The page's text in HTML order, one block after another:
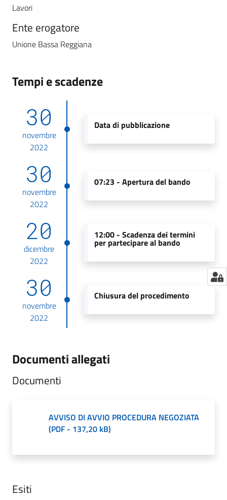
Lavori
Ente erogatore
Unione Bassa Reggiana
Tempi e scadenze
30
novembre
2022
Data di pubblicazione
30
novembre
2022
07:23 - Apertura del bando
20
dicembre
2022
12:00 - Scadenza dei termini
per partecipare al bando
30
novembre
2022
Chiusura del procedimento
Documenti allegati
Documenti
AVVISO DI AVVIO PROCEDURA NEGOZIATA
(PDF - 137,20 kB)
Esiti